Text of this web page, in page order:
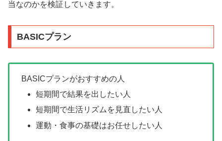
当なのかを検証していきます。
BASICプラン
BASICプランがおすすめの人
短期間で結果を出したい人
短期間で生活リズムを見直したい人
運動・食事の基礎はお任せしたい人